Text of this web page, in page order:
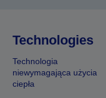
Technologies
Technologia
niewymagająca użycia
ciepła